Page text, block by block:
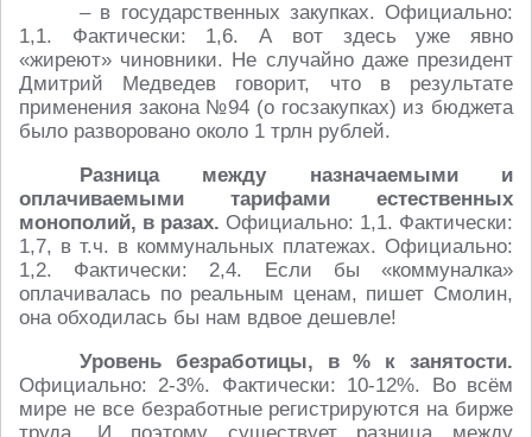
– в государственных закупках. Официально:
1,1. Фактически: 1,6. А вот здесь уже явно
«жиреют» чиновники. Не случайно даже президент
Дмитрий Медведев говорит, что в результате
применения закона №94 (о госзакупках) из бюджета
было разворовано около 1 трлн рублей.
Разница между назначаемыми и
оплачиваемыми тарифами естественных
монополий, в разах. Официально: 1,1. Фактически:
1,7, в т.ч. в коммунальных платежах. Официально:
1,2. Фактически: 2,4. Если бы «коммуналка»
оплачивалась по реальным ценам, пишет Смолин,
она обходилась бы нам вдвое дешевле!
Уровень безработицы, в % к занятости.
Официально: 2-3%. Фактически: 10-12%. Во всём
мире не все безработные регистрируются на бирже